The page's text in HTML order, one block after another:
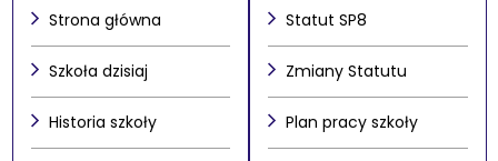
Strona główna
Szkoła dzisiaj
Historia szkoły
Statut SP8
Zmiany Statutu
Plan pracy szkoły